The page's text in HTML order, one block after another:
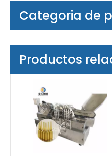
Categoria de
Productos